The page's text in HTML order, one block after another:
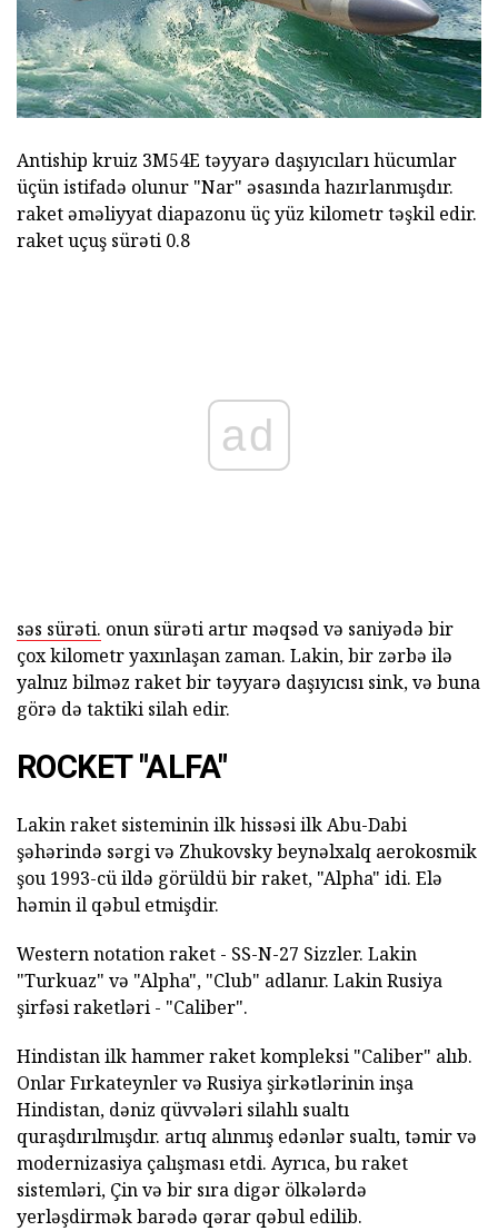
Antiship kruiz 3M54E təyyarə daşıyıcıları hücumlar
üçün istifadə olunur "Nar" əsasında hazırlanmışdır.
raket əməliyyat diapazonu üç yüz kilometr təşkil edir.
raket uçuş sürəti 0.8
ad
səs sürəti. onun sürəti artır məqsəd və saniyədə bir
çox kilometr yaxınlaşan zaman. Lakin, bir zərbə ilə
yalnız bilməz raket bir təyyarə daşıyıcısı sink, və buna
görə də taktiki silah edir.
ROCKET "ALFA"
Lakin raket sisteminin ilk hissəsi ilk Abu-Dabi
şəhərində sərgi və Zhukovsky beynəlxalq aerokosmik
şou 1993-cü ildə görüldü bir raket, "Alpha" idi. Elə
həmin il qəbul etmişdir.
Western notation raket - SS-N-27 Sizzler. Lakin
"Turkuaz" və "Alpha", "Club" adlanır. Lakin Rusiya
şirfəsi raketləri - "Caliber".
Hindistan ilk hammer raket kompleksi "Caliber" alıb.
Onlar Fırkateynler və Rusiya şirkətlərinin inşa
Hindistan, dəniz qüvvələri silahlı sualtı
quraşdırılmışdır. artıq alınmış edənlər sualtı, təmir və
modernizasiya çalışması etdi. Ayrıca, bu raket
sistemləri, Çin və bir sıra digər ölkələrdə
yerləşdirmək barədə qərar qəbul edilib.